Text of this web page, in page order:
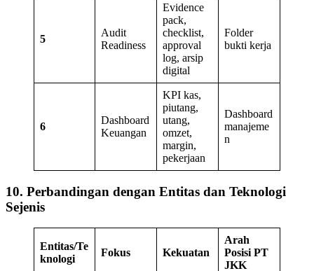
5
Audit
Readiness
Evidence
pack,
checklist,
approval
log, arsip
digital
Folder
bukti kerja
6
Dashboard
Keuangan
KPI kas,
piutang,
utang,
omzet,
margin,
pekerjaan
Dashboard
manajeme
n
10. Perbandingan dengan Entitas dan Teknologi
Sejenis
Entitas/Te
knologi
Fokus Kekuatan
Arah
Posisi PT
JKK